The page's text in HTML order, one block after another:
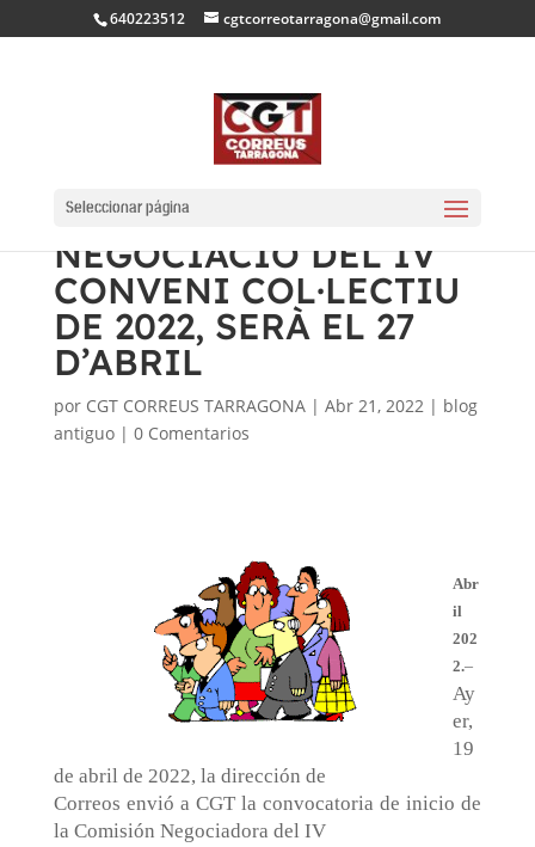
640223512 cgtcorreotarragona@gmail.com
Seleccionar página
LA PRIMERA TAULA DE
NEGOCIACIÓ DEL IV
CONVENI COL·LECTIU
DE 2022, SERÀ EL 27
D’ABRIL
por CGT CORREUS TARRAGONA| Abr 21, 2022| blog
antiguo| 0 Comentarios
Abr
il
202
2.–
Ay
er,
19
de abril de 2022, la dirección de
Correos envió a CGT la convocatoria de inicio de
la Comisión Negociadora del IV